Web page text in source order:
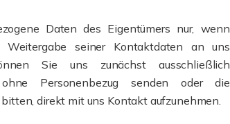
Daten des Eigentümers nur, wenn
seiner Kontaktdaten an uns
Sie uns zunächst ausschließlich
Personenbezug senden oder die
direkt mit uns Kontakt aufzunehmen.